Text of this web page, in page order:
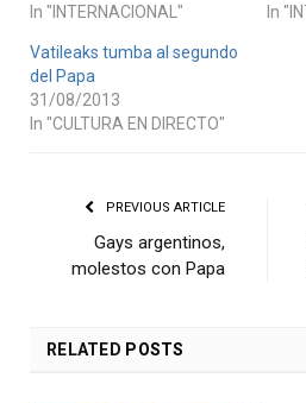
In "INTERNACIONAL"
In
Vatileaks tumba al segundo
del Papa
31/08/2013
In "CULTURA EN DIRECTO"
PREVIOUS ARTICLE
Gays argentinos,
molestos con Papa
RELATED POSTS